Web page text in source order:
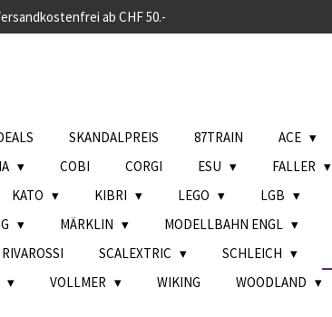
ab CHF 50.-
SKANDALPREIS 87TRAIN ACE
COBI CORGI ESU FALLER
KATO KIBRI LEGO LGB
MÄRKLIN MODELLBAHN ENGL
RIVAROSSI SCALEXTRIC SCHLEICH
VOLLMER WIKING WOODLAND